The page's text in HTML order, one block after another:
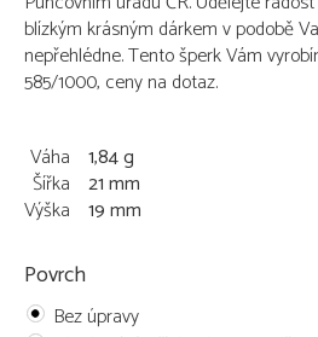
blízkým krásným dárkem v podobě
nepřehlédne. Tento šperk Vám
585/1000, ceny na dotaz.
Váha 1,84 g
Šířka 21 mm
Výška 19 mm
Povrch
Bez úpravy